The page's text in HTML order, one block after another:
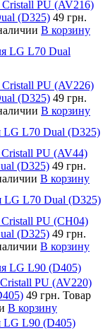
PU (AV216)
(D325) 49 грн.
В корзину
LG L70 Dual
PU (AV226)
(D325) 49 грн.
В корзину
LG L70 Dual (D325)
PU (AV44)
(D325) 49 грн.
В корзину
LG L70 Dual (D325)
PU (CH04)
(D325) 49 грн.
В корзину
LG L90 (D405)
PU (AV220)
49 грн. Товар
В корзину
LG L90 (D405)